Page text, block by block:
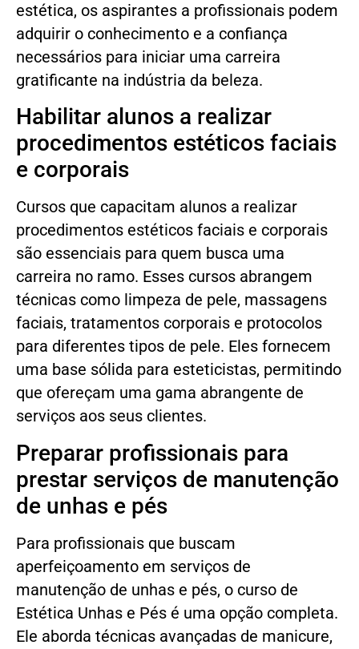
estética, os aspirantes a profissionais podem
adquirir o conhecimento e a confiança
necessários para iniciar uma carreira
gratificante na indústria da beleza.
Habilitar alunos a realizar
procedimentos estéticos faciais
e corporais
Cursos que capacitam alunos a realizar
procedimentos estéticos faciais e corporais
são essenciais para quem busca uma
carreira no ramo. Esses cursos abrangem
técnicas como limpeza de pele, massagens
faciais, tratamentos corporais e protocolos
para diferentes tipos de pele. Eles fornecem
uma base sólida para esteticistas, permitindo
que ofereçam uma gama abrangente de
serviços aos seus clientes.
Preparar profissionais para
prestar serviços de manutenção
de unhas e pés
Para profissionais que buscam
aperfeiçoamento em serviços de
manutenção de unhas e pés, o curso de
Estética Unhas e Pés é uma opção completa.
Ele aborda técnicas avançadas de manicure,